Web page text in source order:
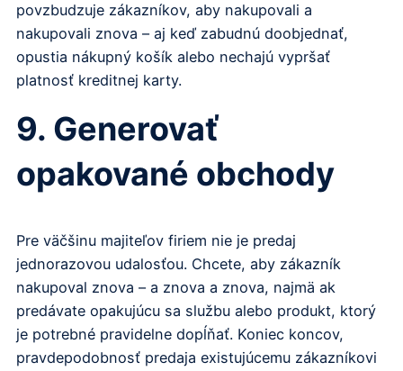
povzbudzuje zákazníkov, aby nakupovali a
nakupovali znova – aj keď zabudnú doobjednať,
opustia nákupný košík alebo nechajú vypršať
platnosť kreditnej karty.
9. Generovať
opakované obchody
Pre väčšinu majiteľov firiem nie je predaj
jednorazovou udalosťou. Chcete, aby zákazník
nakupoval znova – a znova a znova, najmä ak
predávate opakujúcu sa službu alebo produkt, ktorý
je potrebné pravidelne dopĺňať. Koniec koncov,
pravdepodobnosť predaja existujúcemu zákazníkovi